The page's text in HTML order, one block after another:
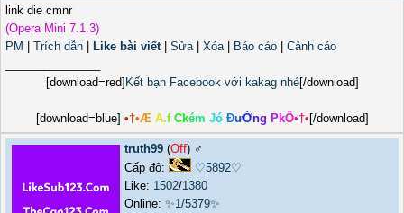
link die cmnr
(Opera Mini 7.1.3)
PM
Trích dẫn Like bài viết| Sửa| Xóa| Báo cáo
Cảnh cáo
[download=red] Kết bạn Facebook với kakag nhé[/download]
[download=blue] •†•Æ A.f Ckém Jó ĐưỜng PkỐ•†• [/download]
truth99 (Off) ♂️
Cấp độ:
♡5892♡
Like: 1502/1380
Online: ✨1/5379✨